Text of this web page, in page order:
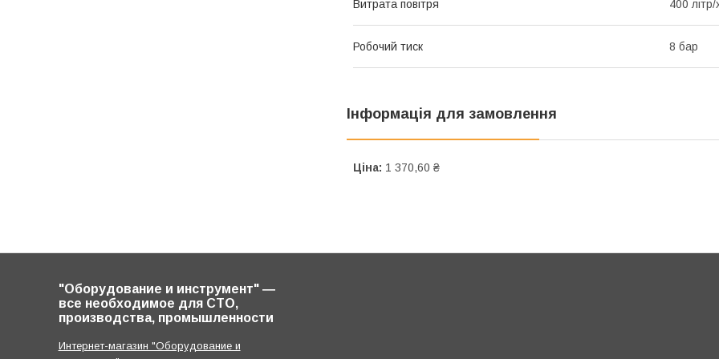
Витрата повітря 400 літр/
Робочий тиск 8 бар
Інформація для замовлення
Ціна: 1 370,60 ₴
"Оборудование и инструмент" ―
все необходимое для СТО,
производства, промышленности
Интернет-магазин "Оборудование и